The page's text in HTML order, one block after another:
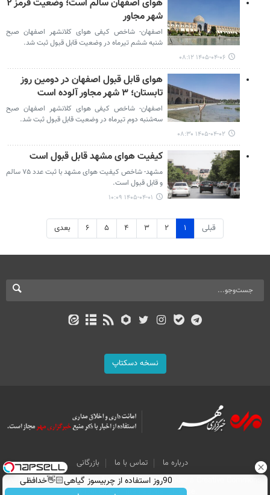
هوای اصفهان سالم است؛ وضعیت قرمز ۲
شهر مجاور
اصفهان- شاخص کیفی هوای کلانشهر اصفهان صبح
شنبه ششم تیرماه در وضعیت قابل قبول ثبت شد.
۱۴۰۵-۰۴-۰۶ ۰۸:۱۲
هوای قابل قبول اصفهان در دومین روز
تابستان؛ ۳ شهر مجاور آلوده است
اصفهان- شاخص کیفی هوای کلانشهر اصفهان صبح
سه‌شنبه دوم تیرماه در وضعیت قابل قبول ثبت شد.
۱۴۰۵-۰۴-۰۲ ۰۸:۳۰
کیفیت هوای مشهد قابل قبول است
مشهد- شاخص کیفیت هوای مشهد با ثبت عدد ۷۵ سالم
و قابل قبول است.
۱۴۰۵-۰۴-۰۱ ۱۰:۰۹
قبلی ۱ ۲ ۳ ۴ ۵ ۶ بعدی
نسخه دسکتاپ
درباره ما تماس با ما
بازرگانی
All Content by Mehr News Agency is licensed under a Creative Commons
Attribution 4.0 International License.
90روز استفاده از چربیسوز گیاهی👋🏻خدافظی